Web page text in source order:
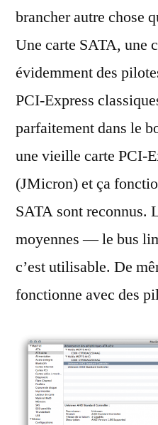
brancher autre chose
Une carte SATA, une
évidemment des
PCI-Express
parfaitement dans le
une vieille carte PCI-
(JMicron) et ça
SATA sont reconnus.
moyennes — le bus
c’est utilisable. De
fonctionne avec des